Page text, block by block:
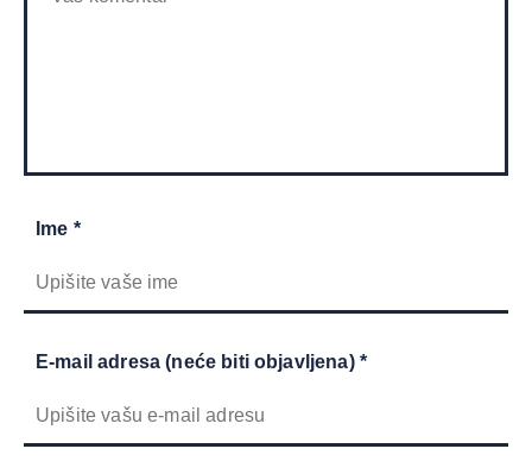
Ime *
E-mail adresa (neće biti objavljena) *